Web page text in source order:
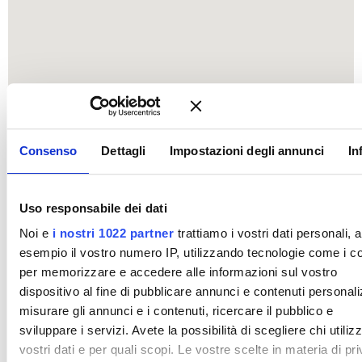
Consenso Dettagli Impostazioni degli annunci
Uso responsabile dei dati
Noi e i nostri 1022 partnertrattiamo i vostri dati personali,
esempio il vostro numero IP, utilizzando tecnologie come i
per memorizzare e accedere alle informazioni sul vostro
dispositivo al fine di pubblicare annunci e contenuti
misurare gli annunci e i contenuti, ricercare il pubblico e
sviluppare i servizi. Avete la possibilità di scegliere chi
vostri dati e per quali scopi. Le vostre scelte in materia di